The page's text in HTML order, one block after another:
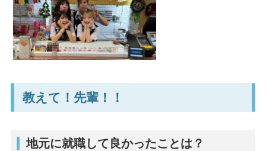
教えて！先輩！！
地元に就職して良かったことは？